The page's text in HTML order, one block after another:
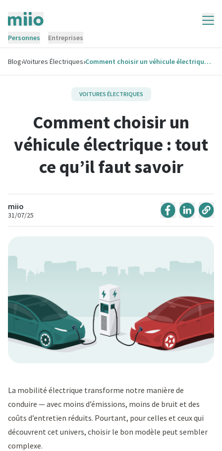
Personnes Entreprises
Blog›Voitures Électriques› Comment choisir un véhicule électrique : tout ce qu’il faut savoir
VOITURES ÉLECTRIQUES
Comment choisir un
véhicule électrique : tout
ce qu’il faut savoir
miio
31/07/25
La mobilité électrique transforme notre manière de
conduire — avec moins d’émissions, moins de bruit et des
coûts d’entretien réduits. Pourtant, pour celles et ceux qui
découvrent cet univers, choisir le bon modèle peut sembler
complexe.